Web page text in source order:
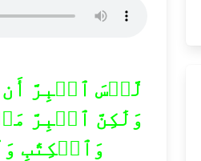
لَّيۡسَ ٱلۡبِرَّ
وَلَٰكِنَّ ٱلۡبِرَّ
وَٱلۡكِتَٰبِ